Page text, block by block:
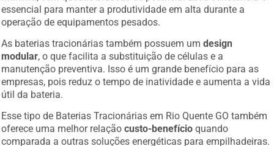
essencial para manter a produtividade em alta durante a
operação de equipamentos pesados.
As baterias tracionárias também possuem umdesign
modular, o que facilita a substituição de células e a
manutenção preventiva. Isso é um grande benefício para as
empresas, pois reduz o tempo de inatividade e aumenta a vida
útil da bateria.
Esse tipo de Baterias Tracionárias em Rio Quente GO também
oferece uma melhor relaçãocusto-benefício quando
comparada a outras soluções energéticas para empilhadeiras.